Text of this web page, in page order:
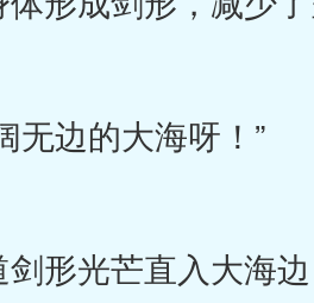
边的大海呀！”
形光芒直入大海